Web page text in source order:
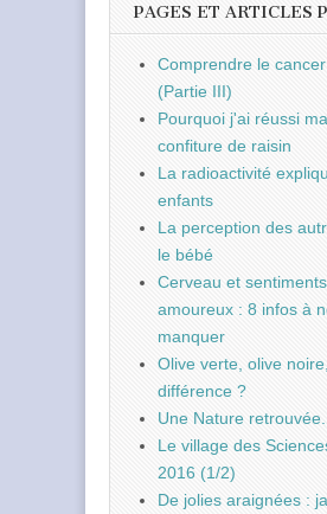
PAGES ET ARTICLES
Comprendre le
(Partie III)
Pourquoi j'ai réussi ma
confiture de raisin
La radioactivité
enfants
La perception des
le bébé
Cerveau et sentiments
amoureux : 8 infos à
manquer
Olive verte, olive
différence ?
Une Nature retrouvée...
Le village des
2016 (1/2)
De jolies araignées :